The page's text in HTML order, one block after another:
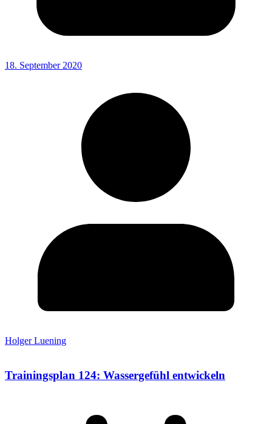
18. September 2020
Holger Luening
Trainingsplan 124: Wassergefühl entwickeln